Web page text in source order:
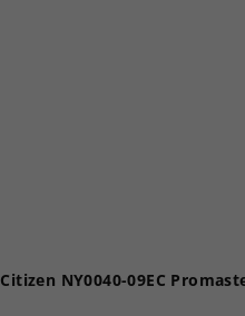
Citizen NY0040-09EC